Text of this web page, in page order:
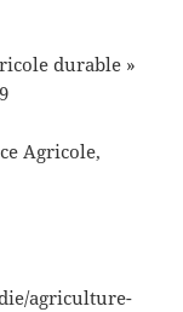
durable »
Agricole,
agriculture-